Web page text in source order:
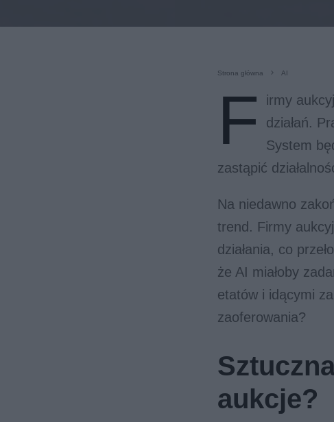
Strona główna AI
F
irmy
działań.
System
zastąpić
Na niedawno
trend. Firmy
działania, co
że AI miałoby
etatów i idącymi
zaoferowania?
aukcje?